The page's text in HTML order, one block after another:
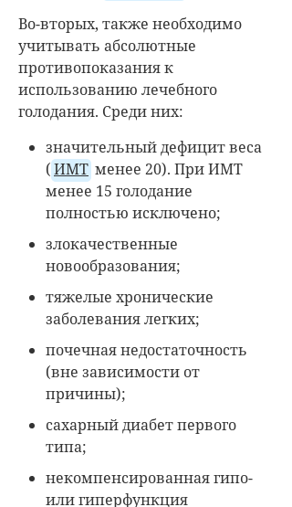
Во-вторых, также необходимо
учитывать абсолютные
противопоказания к
использованию лечебного
голодания. Среди них:
значительный дефицит веса
(ИМТ менее 20). При ИМТ
менее 15 голодание
полностью исключено;
злокачественные
новообразования;
тяжелые хронические
заболевания легких;
почечная недостаточность
(вне зависимости от
причины);
сахарный диабет первого
типа;
некомпенсированная гипо-
или гиперфункция